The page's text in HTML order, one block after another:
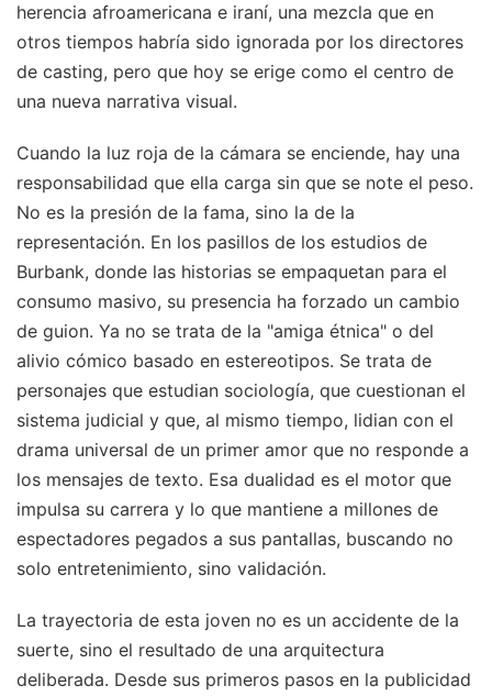
herencia afroamericana e iraní, una mezcla que en
otros tiempos habría sido ignorada por los directores
de casting, pero que hoy se erige como el centro de
una nueva narrativa visual.
Cuando la luz roja de la cámara se enciende, hay una
responsabilidad que ella carga sin que se note el peso.
No es la presión de la fama, sino la de la
representación. En los pasillos de los estudios de
Burbank, donde las historias se empaquetan para el
consumo masivo, su presencia ha forzado un cambio
de guion. Ya no se trata de la "amiga étnica" o del
alivio cómico basado en estereotipos. Se trata de
personajes que estudian sociología, que cuestionan el
sistema judicial y que, al mismo tiempo, lidian con el
drama universal de un primer amor que no responde a
los mensajes de texto. Esa dualidad es el motor que
impulsa su carrera y lo que mantiene a millones de
espectadores pegados a sus pantallas, buscando no
solo entretenimiento, sino validación.
La trayectoria de esta joven no es un accidente de la
suerte, sino el resultado de una arquitectura
deliberada. Desde sus primeros pasos en la publicidad